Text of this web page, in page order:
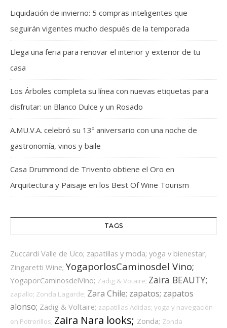
Liquidación de invierno: 5 compras inteligentes que
seguirán vigentes mucho después de la temporada
Llega una feria para renovar el interior y exterior de tu
casa
Los Árboles completa su línea con nuevas etiquetas para
disfrutar: un Blanco Dulce y un Rosado
A.MU.V.A. celebró su 13º aniversario con una noche de
gastronomía, vinos y baile
Casa Drummond de Trivento obtiene el Oro en
Arquitectura y Paisaje en los Best Of Wine Tourism
TAGS
Zuccardi Valle de Uco; zapatillas y moda; yoga v bienestar;
Zingaretti Wine;YogaporlosCaminosdel Vino;
YogaporCaminosdelVino; Zadig & Votaire; Zaira BEAUTY;
zapallo; Zonda Lagarde; Zara Chile; zapatos; zapatos
alonso; Zadig & Voltaire; zapatillas Adidas; yoga y navegación
en Potrerillos; Zaira Nara looks; Zonda; Zonda